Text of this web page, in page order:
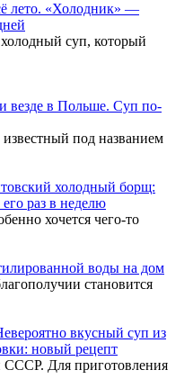
лето. «Холодник» —
суп, который
везде в Польше. Суп по-
под названием
холодный борщ:
раз в неделю
хочется чего-то
воды на дом
становится
вкусный суп из
новый рецепт
СССР. Для приготовления